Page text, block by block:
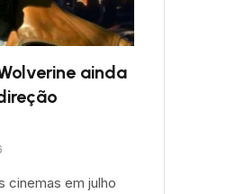
ainda
cinemas em julho